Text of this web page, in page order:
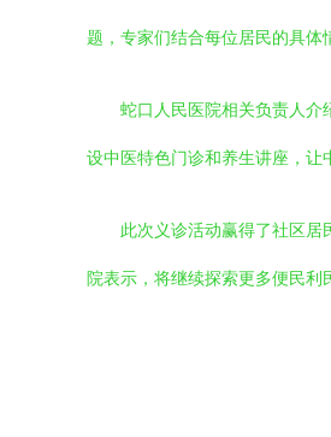
题，专家们结合每位居民的具体
蛇口人民医院相关负责人介
设中医特色门诊和养生讲座，让
此次义诊活动赢得了社区
院表示，将继续探索更多便民利